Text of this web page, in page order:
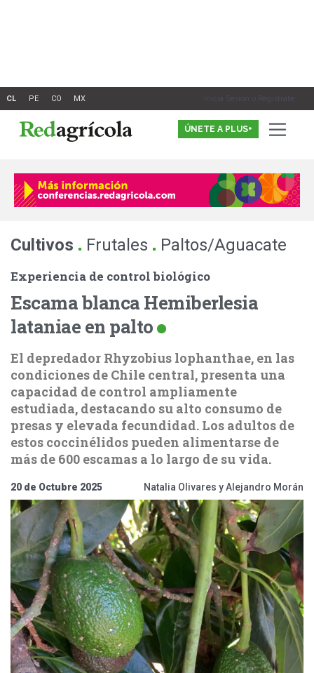
Inicia Sesión o Registrate
ÚNETE A PLUS+
Cultivos . Frutales . Paltos/Aguacate
Experiencia de control biológico
Escama blanca Hemiberlesia
lataniae en palto
El depredador Rhyzobius lophanthae, en las
condiciones de Chile central, presenta una
capacidad de control ampliamente
estudiada, destacando su alto consumo de
presas y elevada fecundidad. Los adultos de
estos coccinélidos pueden alimentarse de
más de 600 escamas a lo largo de su vida.
20 de Octubre 2025 Natalia Olivares y Alejandro Morán